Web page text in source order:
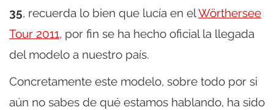
35, recuerda lo bien que lucía en elWörthersee
Tour 2011, por fin se ha hecho oficial la llegada
del modelo a nuestro país.
Concretamente este modelo, sobre todo por si
aún no sabes de qué estamos hablando, ha sido